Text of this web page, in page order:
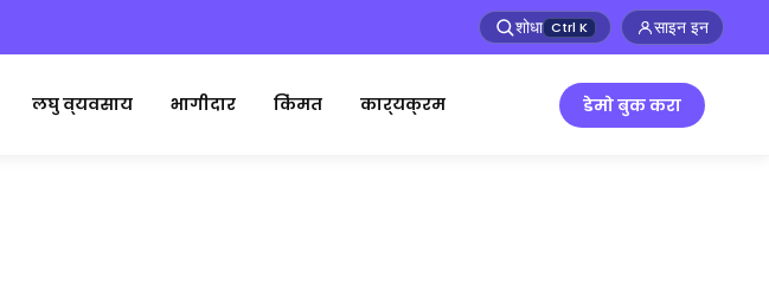
शोधा Ctrl K साइन इन
लघु व्यवसाय भागीदार किंमत कार्यक्रम डेमो बुक करा